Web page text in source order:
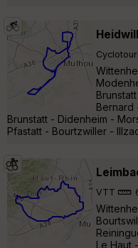
Bernard
Brunstatt - Didenheim -
Pfastatt - Bourtzwiller -
VTT
Le Haut